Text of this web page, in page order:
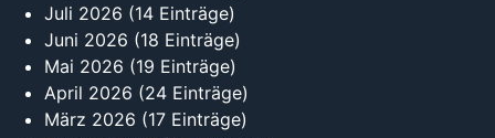
Juli 2026 (14 Einträge)
Juni 2026 (18 Einträge)
Mai 2026 (19 Einträge)
April 2026 (24 Einträge)
März 2026 (17 Einträge)